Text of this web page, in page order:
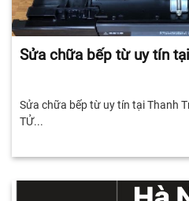
Sửa chữa bếp từ uy tín
Sửa chữa bếp từ uy tín tại Thanh
TỬ...